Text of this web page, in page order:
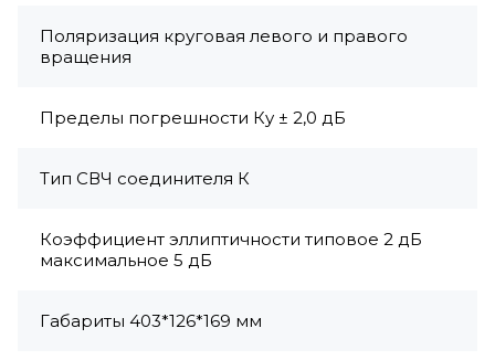
Поляризация круговая левого и правого
вращения
Пределы погрешности Ку ± 2,0 дБ
Тип СВЧ соединителя К
Коэффициент эллиптичности типовое 2 дБ
максимальное 5 дБ
Габариты 403*126*169 мм